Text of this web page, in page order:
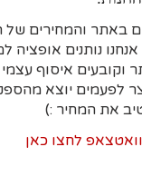
באתר והמחירים של
נותנים אופציה
לפעמים יוצא
את המחיר :)
לחצו כאן